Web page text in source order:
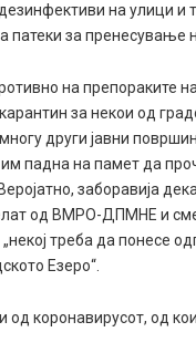
на улици и
патеки за
на препораките
за некои од
други јавни
им падна на памет да
заборавија
од ВМРО-ДПМНЕ и
треба да понесе
Езеро“.
коронавирусот, од